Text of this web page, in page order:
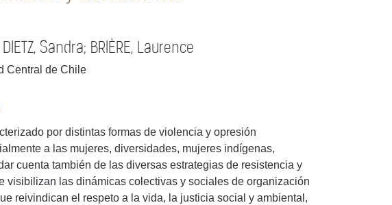
DIETZ, Sandra; BRIÈRE, Laurence
Central de Chile
por distintas formas de violencia y opresión
a las mujeres, diversidades, mujeres indígenas,
cuenta también de las diversas estrategias de resistencia y
visibilizan las dinámicas colectivas y sociales de organización
reivindican el respeto a la vida, la justicia social y ambiental,